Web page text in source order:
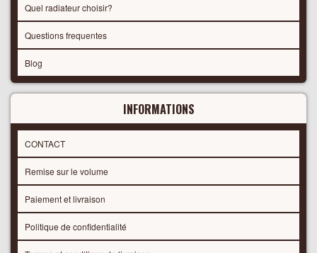
Quel radiateur choisir?
Questions frequentes
Blog
INFORMATIONS
CONTACT
Remise sur le volume
Paiement et livraison
Politique de confidentialité